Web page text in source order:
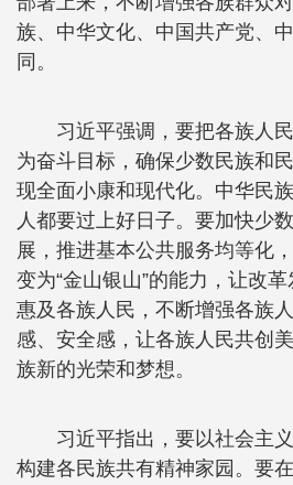
族、中华文化、中国共产党、
同。
习近平强调，要把各族人
为奋斗目标，确保少数民族和
现全面小康和现代化。中华民
人都要过上好日子。要加快少
展，推进基本公共服务均等化
变为“金山银山”的能力，让改
惠及各族人民，不断增强各族
感、安全感，让各族人民共创
族新的光荣和梦想。
习近平指出，要以社会主
构建各民族共有精神家园。要